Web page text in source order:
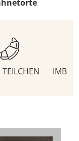
TEILCHEN